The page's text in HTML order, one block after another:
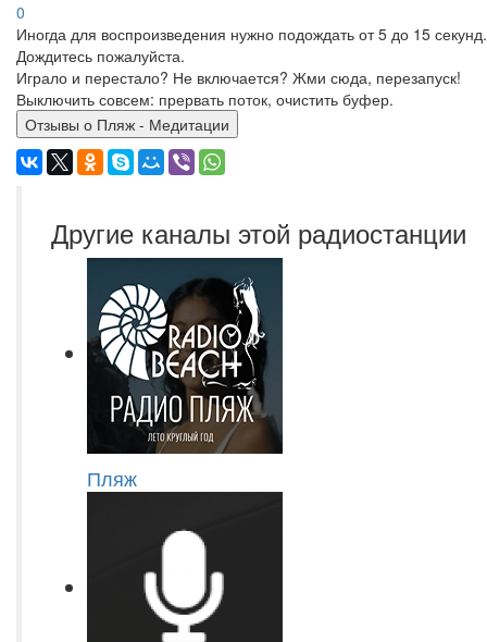
0
Иногда для воспроизведения нужно подождать от 5 до 15 секунд.
Дождитесь пожалуйста.
Играло и перестало? Не включается? Жми сюда, перезапуск!
Выключить совсем: прервать поток, очистить буфер.
Отзывы о Пляж - Медитации
Другие каналы этой радиостанции
Пляж